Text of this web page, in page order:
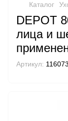
Каталог
DEPOT
лица и
Артикул: 116073